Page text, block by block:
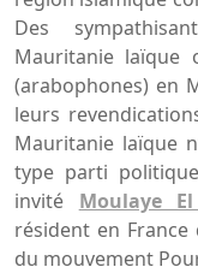
Des
Mauritanie laïque
(arabophones) en
leurs
Mauritanie laïque
type parti
invité Moulaye
résident en
du mouvement